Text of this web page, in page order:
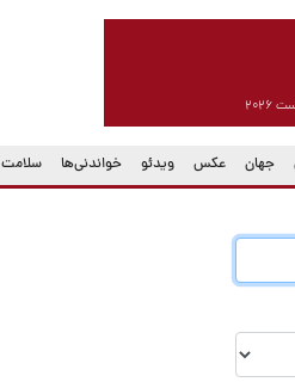
جهان عکس ویدئو خواندنی‌ها سلامت